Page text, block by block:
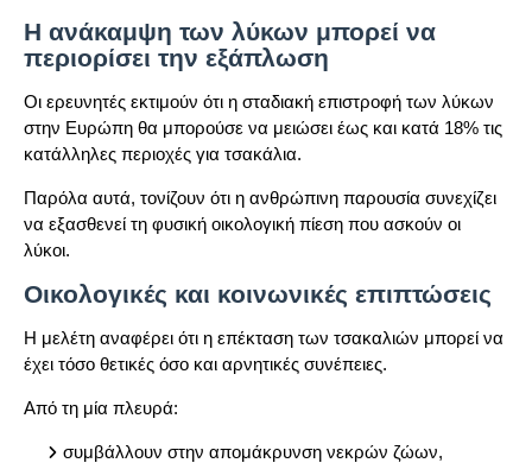
Η ανάκαμψη των λύκων μπορεί να
περιορίσει την εξάπλωση
Οι ερευνητές εκτιμούν ότι η σταδιακή επιστροφή των λύκων
στην Ευρώπη θα μπορούσε να μειώσει έως και κατά 18% τις
κατάλληλες περιοχές για τσακάλια.
Παρόλα αυτά, τονίζουν ότι η ανθρώπινη παρουσία συνεχίζει
να εξασθενεί τη φυσική οικολογική πίεση που ασκούν οι
λύκοι.
Οικολογικές και κοινωνικές επιπτώσεις
Η μελέτη αναφέρει ότι η επέκταση των τσακαλιών μπορεί να
έχει τόσο θετικές όσο και αρνητικές συνέπειες.
Από τη μία πλευρά:
συμβάλλουν στην απομάκρυνση νεκρών ζώων,